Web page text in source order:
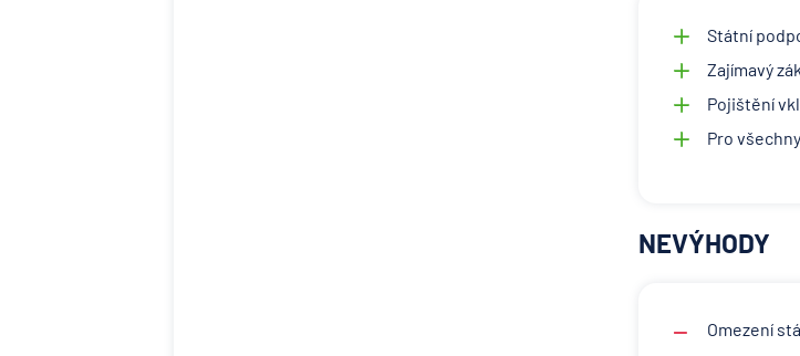
Státní
Zajímavý
Pojištění
Pro
NEVÝHODY
Omezení